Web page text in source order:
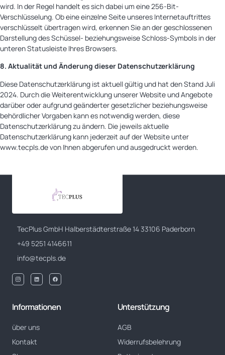
wird. In der Regel handelt es sich dabei um eine 256-Bit-
Verschlüsselung. Ob eine einzelne Seite unseres Internetauftrittes
verschlüsselt übertragen wird, erkennen Sie an der geschlossenen
Darstellung des Schüssel- beziehungsweise Schloss-Symbols in der
unteren Statusleiste Ihres Browsers.
8. Aktualität und Änderung dieser Datenschutzerklärung
Diese Datenschutzerklärung ist aktuell gültig und hat den Stand Juli
2024. Durch die Weiterentwicklung unserer Website und Angebote
darüber oder aufgrund geänderter gesetzlicher beziehungsweise
behördlicher Vorgaben kann es notwendig werden, diese
Datenschutzerklärung zu ändern. Die jeweils aktuelle
Datenschutzerklärung kann jederzeit auf der Website unter
www.tecpls.de von Ihnen abgerufen und ausgedruckt werden.
TecPlus GmbH Halberstädterstraße 14 33106 Paderborn
+49 5251 4146611
info@tecpls.de
Informationen
über uns
Kontakt
Unterstützung
AGB
Widerrufsbelehrung